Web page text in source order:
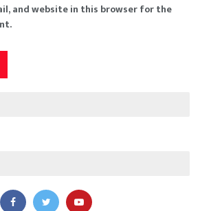
and website in this browser for the